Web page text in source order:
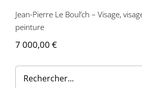
Jean-Pierre Le Boul’ch – Visage,
peinture
7 000,00 €